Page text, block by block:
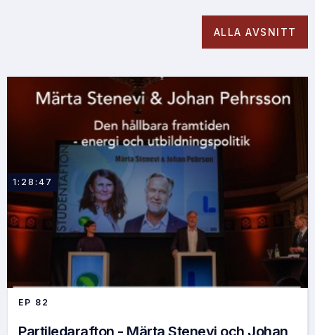
ALLA AVSNITT
1:28:47
EP 82
Partiledarafton - Märta Stenevi och Johan